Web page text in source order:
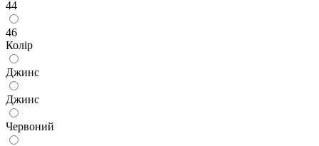
44
46
Колір
Джинс
Джинс
Червоний